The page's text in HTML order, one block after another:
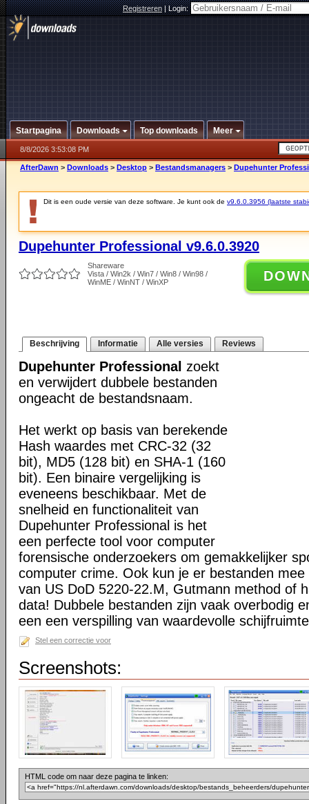
Registreren|Login:
Startpagina Downloads Top downloads Meer
8/8/2026 3:53:08 PM
AfterDawn > Downloads > Desktop > Bestandsmanagers > Dupehunter
Dit is een oude versie van deze software. Je kunt ook de v9.6.0.3956 (laatste
Dupehunter Professional v9.6.0.3920
Shareware
Vista / Win2k / Win7 / Win8 / Win98 /
WinME / WinNT / WinXP
Beschrijving Informatie Alle versies Reviews
Dupehunter Professional zoekt
en verwijdert dubbele bestanden
ongeacht de bestandsnaam.
Het werkt op basis van berekende
Hash waardes met CRC-32 (32
bit), MD5 (128 bit) en SHA-1 (160
bit). Een binaire vergelijking is
eveneens beschikbaar. Met de
snelheid en functionaliteit van
Dupehunter Professional is het
een perfecte tool voor computer
forensische onderzoekers om gemakkelijker
computer crime. Ook kun je er bestanden
van US DoD 5220-22.M, Gutmann method of
data! Dubbele bestanden zijn vaak overbodig
een een verspilling van waardevolle
Stel een correctie voor
Screenshots:
HTML code om naar deze pagina te linken: